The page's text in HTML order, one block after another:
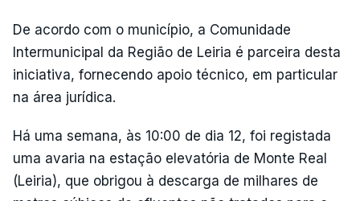
De acordo com o município, a Comunidade
Intermunicipal da Região de Leiria é parceira desta
iniciativa, fornecendo apoio técnico, em particular
na área jurídica.
Há uma semana, às 10:00 de dia 12, foi registada
uma avaria na estação elevatória de Monte Real
(Leiria), que obrigou à descarga de milhares de